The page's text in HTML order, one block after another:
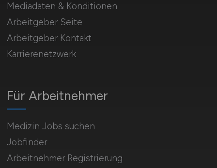
Für Arbeitnehmer
Medizin Jobs suchen
Jobfinder
Arbeitnehmer Registrierung
Mediadaten & Konditionen
Arbeitgeber Seite
Arbeitgeber Kontakt
Karrierenetzwerk